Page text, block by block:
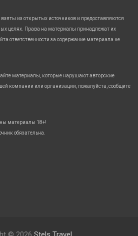
из открытых источников и предоставляются
целях. Права на материалы принадлежат их
ответственности за содержание материала не
материалы, которые нарушают авторские
компании или организации, пожалуйста, сообщите
материалы 18+!
обязательна.